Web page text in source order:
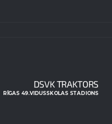
DSVK TRAKTORS
RĪGAS 49.VIDUSSKOLAS STADIONS